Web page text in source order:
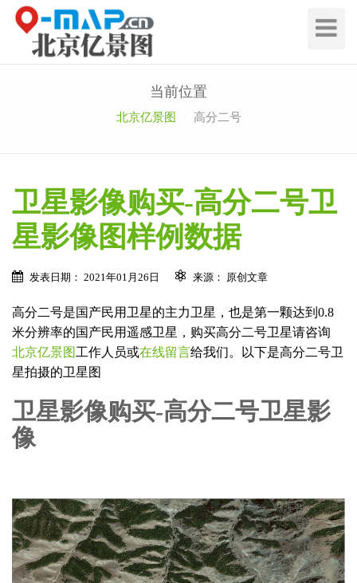
切
导
当前位置
北京亿景图 高分二号
卫星影像购买-高分二号卫
星影像图样例数据
发表日期： 2021年01月26日 来源： 原创文章
高分二号是国产民用卫星的主力卫星，也是第一颗达到0.8
米分辨率的国产民用遥感卫星，购买高分二号卫星请咨询
北京亿景图 工作人员或在线留言给我们。以下是高分二号卫
星拍摄的卫星图
卫星影像购买-高分二号卫星影
像